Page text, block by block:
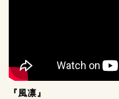
『風凛』